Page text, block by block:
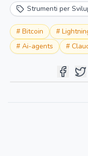
Strumenti per
# Bitcoin #
# Ai-agents #